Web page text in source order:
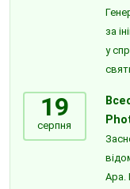
за
у
19
серпня
Ара.